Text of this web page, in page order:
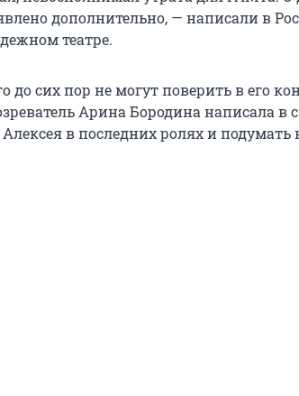
дополнительно, — написали в
театре.
до сих пор не могут поверить в его
Арина Бородина написала в
в последних ролях и подумать